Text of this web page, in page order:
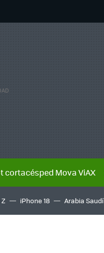
cortacésped Mova ViAX
iPhone 18 Arabia Saudí